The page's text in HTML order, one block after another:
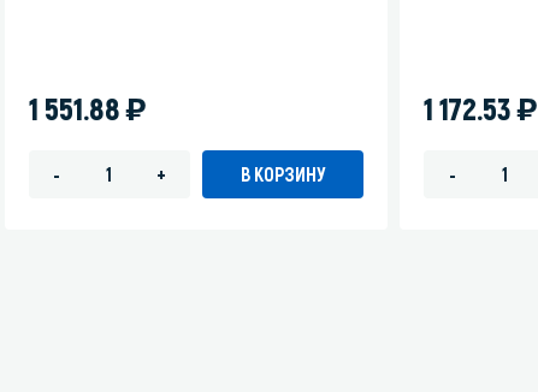
1 551.88)
- + В КОРЗИНУ
1 172.53)
-